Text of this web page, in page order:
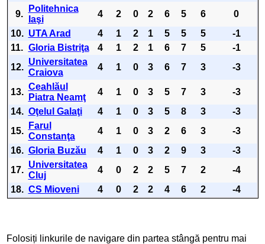
9.
Politehnica
Iaşi
4 2 0 2 6 5 6
0
10. UTA Arad 4 1 2 1 5 5 5
-1
11. Gloria Bistriţa 4 1 2 1 6 7 5
-1
12.
Universitatea
Craiova
4 1 0 3 6 7 3 -3
13.
Ceahlăul
Piatra Neamţ
4 1 0 3 5 7 3
-3
14. Oţelul Galaţi 4 1 0 3 5 8 3
-3
15.
Farul
Constanţa
4 1 0 3 2 6 3
-3
16. Gloria Buzău 4 1 0 3 2 9 3
-3
17.
Universitatea
Cluj
4 0 2 2 5 7 2
-4
18. CS Mioveni 4 0 2 2 4 6 2 -4
Folosiți linkurile de navigare din partea stângă pentru mai